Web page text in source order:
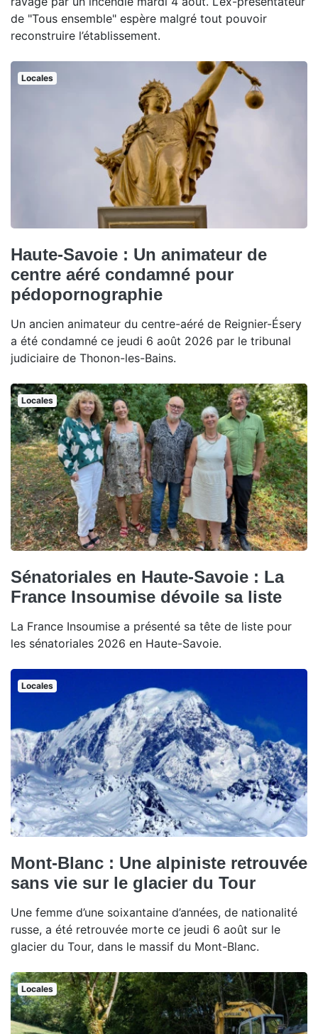
de "Tous ensemble" espère malgré tout pouvoir
reconstruire l’établissement.
Locales
Haute-Savoie : Un animateur de
centre aéré condamné pour
pédopornographie
Un ancien animateur du centre-aéré de Reignier-Ésery
a été condamné ce jeudi 6 août 2026 par le tribunal
judiciaire de Thonon-les-Bains.
Locales
Sénatoriales en Haute-Savoie : La
France Insoumise dévoile sa liste
La France Insoumise a présenté sa tête de liste pour
les sénatoriales 2026 en Haute-Savoie.
Locales
Mont-Blanc : Une alpiniste retrouvée
sans vie sur le glacier du Tour
Une femme d’une soixantaine d’années, de nationalité
russe, a été retrouvée morte ce jeudi 6 août sur le
glacier du Tour, dans le massif du Mont-Blanc.
Locales